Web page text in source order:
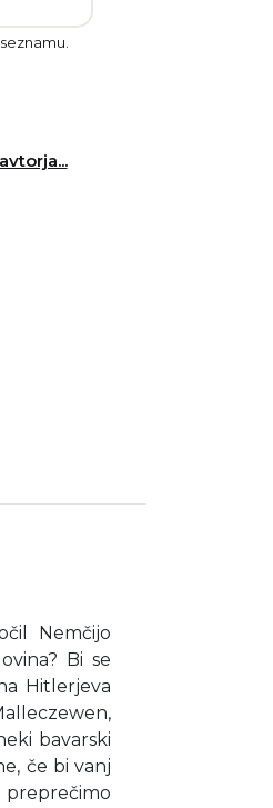
Nemčijo
Bi se
Hitlerjeva
bavarski
če bi vanj
preprečimo